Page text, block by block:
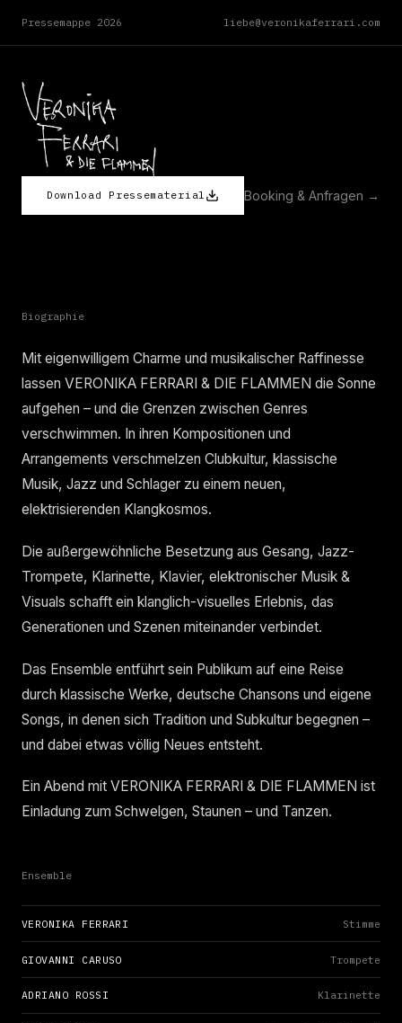
Pressemappe 2026 liebe@veronikaferrari.com
Download Pressematerial Booking & Anfragen →
Biographie
Mit eigenwilligem Charme und musikalischer Raffinesse
lassen VERONIKA FERRARI & DIE FLAMMEN die Sonne
aufgehen – und die Grenzen zwischen Genres
verschwimmen. In ihren Kompositionen und
Arrangements verschmelzen Clubkultur, klassische
Musik, Jazz und Schlager zu einem neuen,
elektrisierenden Klangkosmos.
Die außergewöhnliche Besetzung aus Gesang, Jazz-
Trompete, Klarinette, Klavier, elektronischer Musik &
Visuals schafft ein klanglich-visuelles Erlebnis, das
Generationen und Szenen miteinander verbindet.
Das Ensemble entführt sein Publikum auf eine Reise
durch klassische Werke, deutsche Chansons und eigene
Songs, in denen sich Tradition und Subkultur begegnen –
und dabei etwas völlig Neues entsteht.
Ein Abend mit VERONIKA FERRARI & DIE FLAMMEN ist
Einladung zum Schwelgen, Staunen – und Tanzen.
Ensemble
VERONIKA FERRARI Stimme
GIOVANNI CARUSO Trompete
ADRIANO ROSSI Klarinette